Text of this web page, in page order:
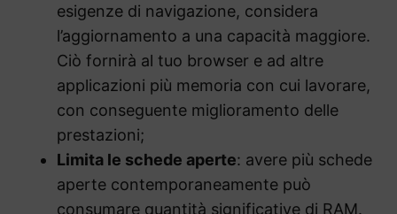
esigenze di navigazione, considera
l’aggiornamento a una capacità maggiore.
Ciò fornirà al tuo browser e ad altre
applicazioni più memoria con cui lavorare,
con conseguente miglioramento delle
prestazioni;
Limita le schede aperte: avere più schede
aperte contemporaneamente può
consumare quantità significative di RAM.